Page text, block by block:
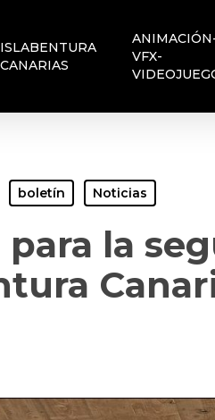
ISLABENTURA
CANARIAS
VFX-
boletín Noticias
la